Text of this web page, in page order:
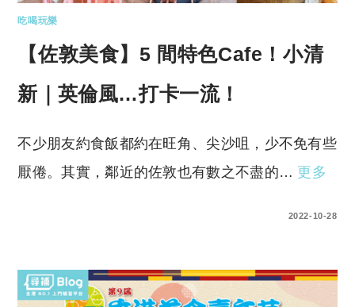
吃喝玩樂
【佐敦美食】5 間特色Cafe！小清
新｜英倫風…打卡一流！
不少朋友約食飯都約在旺角、尖沙咀，少不免有些
厭倦。其實，鄰近的佐敦也有數之不盡的… 更多
2022-10-28